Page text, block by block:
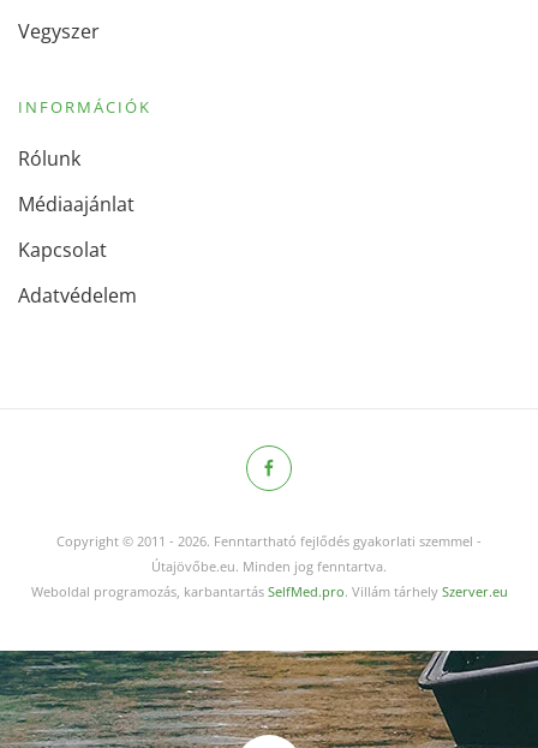
Vegyszer
INFORMÁCIÓK
Rólunk
Médiaajánlat
Kapcsolat
Adatvédelem
Copyright © 2011 - 2026. Fenntartható fejlődés gyakorlati szemmel -
Útajövőbe.eu. Minden jog fenntartva.
Weboldal programozás, karbantartás SelfMed.pro. Villám tárhely Szerver.eu